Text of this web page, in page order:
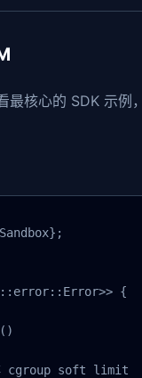
核心的 SDK 示例
{
cgroup soft limit